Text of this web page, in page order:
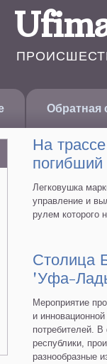
Обратная
На
погибший
Легковушка
управление и
рулем которого
Столица
'Уфа-
Мероприятие
и
потребителей. В
республики,
разнообразные